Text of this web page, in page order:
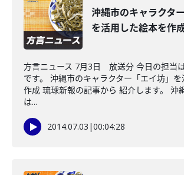
沖縄市のキャラクタ
を活用した絵本を作
方言ニュース 7月3日 放送分 今日の担当
です。 沖縄市のキャラクター「エイ坊」
作成 琉球新報の記事から 紹介します。 沖
は...
2014.07.03 |00:04:28